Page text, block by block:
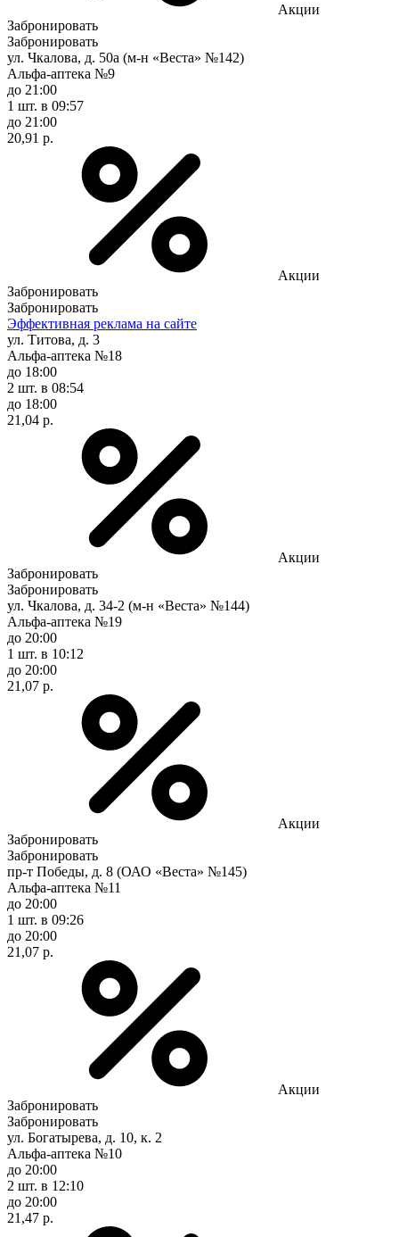
Акции
Забронировать
Забронировать
ул. Чкалова, д. 50а (м-н «Веста» №142)
Альфа-аптека №9
до 21:00
1 шт. в 09:57
до 21:00
20,91 р.
Акции
Забронировать
Забронировать
Эффективная реклама на сайте
ул. Титова, д. 3
Альфа-аптека №18
до 18:00
2 шт. в 08:54
до 18:00
21,04 р.
Акции
Забронировать
Забронировать
ул. Чкалова, д. 34-2 (м-н «Веста» №144)
Альфа-аптека №19
до 20:00
1 шт. в 10:12
до 20:00
21,07 р.
Акции
Забронировать
Забронировать
пр-т Победы, д. 8 (ОАО «Веста» №145)
Альфа-аптека №11
до 20:00
1 шт. в 09:26
до 20:00
21,07 р.
Акции
Забронировать
Забронировать
ул. Богатырева, д. 10, к. 2
Альфа-аптека №10
до 20:00
2 шт. в 12:10
до 20:00
21,47 р.